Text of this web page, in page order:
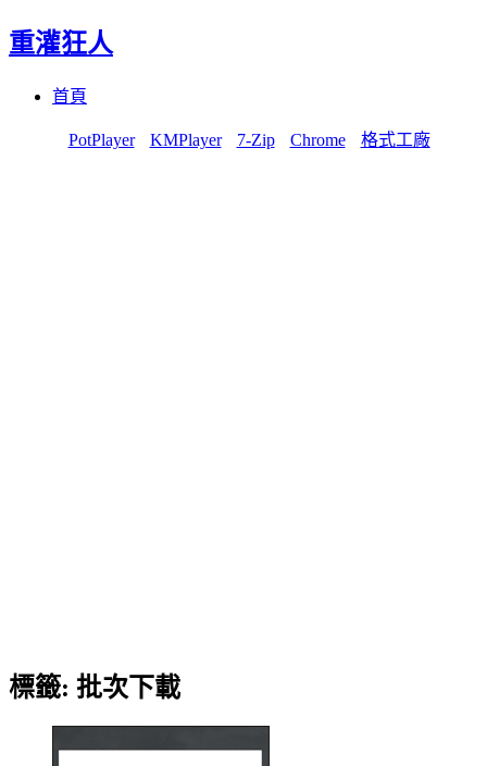
重灌狂人
首頁
PotPlayer KMPlayer 7-Zip Chrome 格式工廠
標籤: 批次下載